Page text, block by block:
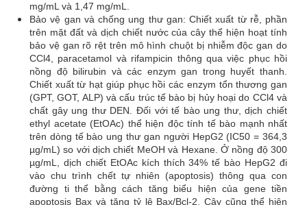
mg/mL và 1,47 mg/mL.
Bảo vệ gan và chống ung thư gan: Chiết xuất từ rễ, phần
trên mặt đất và dịch chiết nước của cây thể hiện hoạt tính
bảo vệ gan rõ rệt trên mô hình chuột bị nhiễm độc gan do
CCl4, paracetamol và rifampicin thông qua việc phục hồi
nồng độ bilirubin và các enzym gan trong huyết thanh.
Chiết xuất từ hạt giúp phục hồi các enzym tổn thương gan
(GPT, GOT, ALP) và cấu trúc tế bào bị hủy hoại do CCl4 và
chất gây ung thư DEN. Đối với tế bào ung thư, dịch chiết
ethyl acetate (EtOAc) thể hiện độc tính tế bào mạnh nhất
trên dòng tế bào ung thư gan người HepG2 (IC50 = 364,3
µg/mL) so với dịch chiết MeOH và Hexane. Ở nồng độ 300
µg/mL, dịch chiết EtOAc kích thích 34% tế bào HepG2 đi
vào chu trình chết tự nhiên (apoptosis) thông qua con
đường ti thể bằng cách tăng biểu hiện của gene tiền
apoptosis Bax và tăng tỷ lệ Bax/Bcl-2. Cây cũng thể hiện